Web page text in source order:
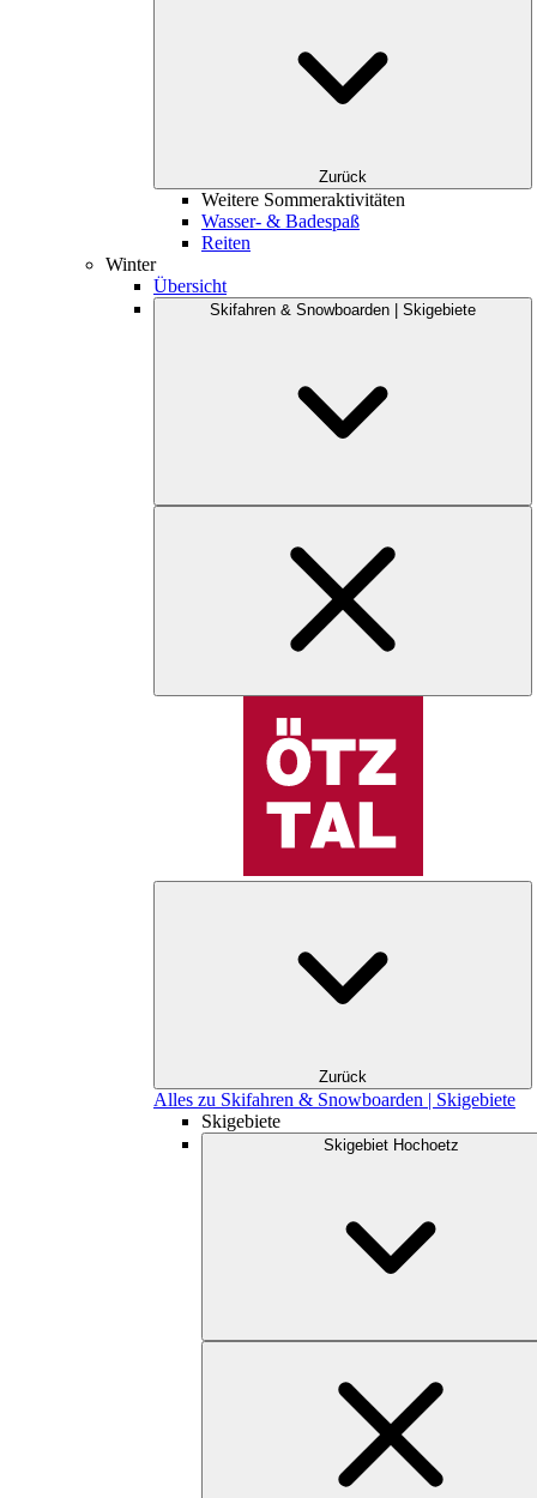
Zurück
Weitere Sommeraktivitäten
Wasser- & Badespaß
Reiten
Winter
Übersicht
Skifahren & Snowboarden | Skigebiete
Zurück
Alles zu Skifahren & Snowboarden | Skigebiete
Skigebiete
Skigebiet Hochoetz